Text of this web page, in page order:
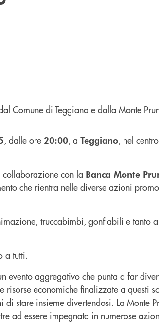
, dalle ore 20:00, a Teggiano, nel
collaborazione con la Banca Monte
che rientra nelle diverse azioni
truccabimbi, gonfiabili e tanto
a tutti.
evento aggregativo che punta a far
economiche finalizzate a questi
stare insieme divertendosi. La Monte
ad essere impegnata in numerose